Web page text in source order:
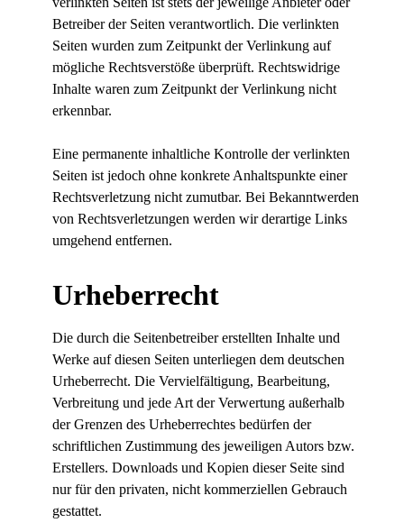
Betreiber der Seiten verantwortlich. Die verlinkten
Seiten wurden zum Zeitpunkt der Verlinkung auf
mögliche Rechtsverstöße überprüft. Rechtswidrige
Inhalte waren zum Zeitpunkt der Verlinkung nicht
erkennbar.
Eine permanente inhaltliche Kontrolle der verlinkten
Seiten ist jedoch ohne konkrete Anhaltspunkte einer
Rechtsverletzung nicht zumutbar. Bei Bekanntwerden
von Rechtsverletzungen werden wir derartige Links
umgehend entfernen.
Urheberrecht
Die durch die Seitenbetreiber erstellten Inhalte und
Werke auf diesen Seiten unterliegen dem deutschen
Urheberrecht. Die Vervielfältigung, Bearbeitung,
Verbreitung und jede Art der Verwertung außerhalb
der Grenzen des Urheberrechtes bedürfen der
schriftlichen Zustimmung des jeweiligen Autors bzw.
Erstellers. Downloads und Kopien dieser Seite sind
nur für den privaten, nicht kommerziellen Gebrauch
gestattet.